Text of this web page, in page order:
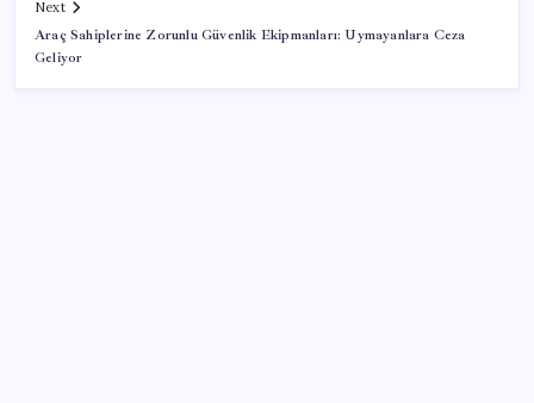
Next
Araç Sahiplerine Zorunlu Güvenlik Ekipmanları: Uymayanlara Ceza
Geliyor